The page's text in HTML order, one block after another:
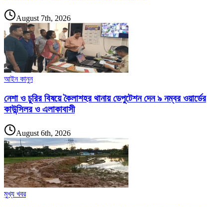
August 7th, 2026
আইন কানুন
নেশা ও চুরির বিষয়ে কৈলাশহর থানায় ডেপুটেশন দেন ৯ নম্বর ওয়ার্ডের
কাউন্সিলর ও এলাকাবাসী
August 6th, 2026
মুখ্য খবর